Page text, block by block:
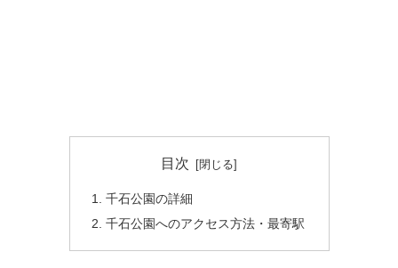
目次
千石公園の詳細
千石公園へのアクセス方法・最寄駅